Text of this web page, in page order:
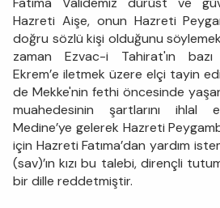
Hazreti Aişe, onun Hazreti
doğru sözlü kişi olduğunu
zaman Ezvac-i Tahirat'ın bazı
Ekrem’e iletmek üzere elçi tayin
de Mekke'nin fethi öncesinde
muahedesinin şartlarını ihlal
Medine’ye gelerek Hazreti
için Hazreti Fatıma’dan yardım
(sav)’ın kızı bu talebi, dirençli
bir dille reddetmiştir.